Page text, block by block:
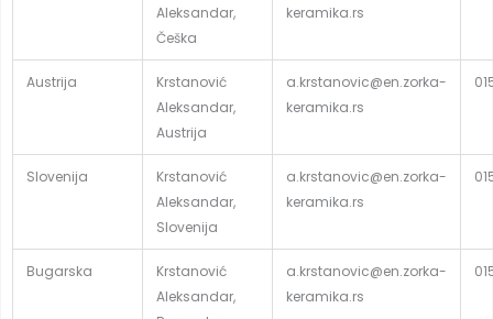
Aleksandar,
Češka
keramika.rs
Austrija
Krstanović
Aleksandar,
Austrija
a.krstanovic@en.zorka-
keramika.rs
Slovenija
Krstanović
Aleksandar,
Slovenija
a.krstanovic@en.zorka-
keramika.rs
Bugarska
Krstanović
Aleksandar,
a.krstanovic@en.zorka-
keramika.rs